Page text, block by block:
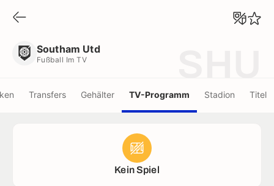
Southam Utd
Fußball Im TV
Transfers Gehälter TV-Programm Stadion Titel
Kein Spiel